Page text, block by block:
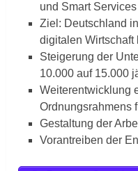
und Smart
Ziel: Deutschland
digitalen Wirtschaft
Steigerung der
10.000 auf 15.000
Weiterentwicklung
Ordnungsrahmens
Gestaltung der
Vorantreiben der